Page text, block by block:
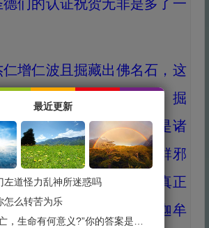
们的认证祝贺无非是多了一
增仁波且掘藏出佛名石，这
，法义规定：是诸法器、掘
皆不具表显佛陀觉量，是诸
，由然取之，必遭三界群邪
为是否是佛陀的依据，真正
一，在悲心愿力上与释迦牟
最近更新
左道怪力乱神所迷惑吗
怎么转苦为乐
“既然要死亡，生命有何意义?”你的答案是什么？